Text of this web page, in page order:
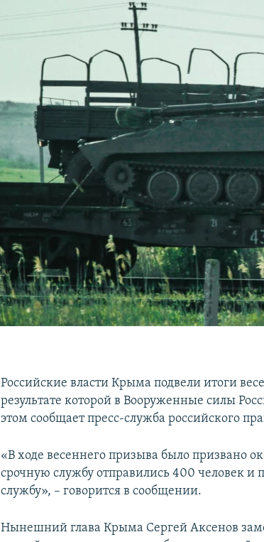
Российские власти Крыма подвели итоги
результате которой в Вооруженные силы
этом сообщает пресс-служба российского
«В ходе весеннего призыва было призвано
срочную службу отправились 400 человек
службу», – говорится в сообщении.
Нынешний глава Крыма Сергей Аксенов